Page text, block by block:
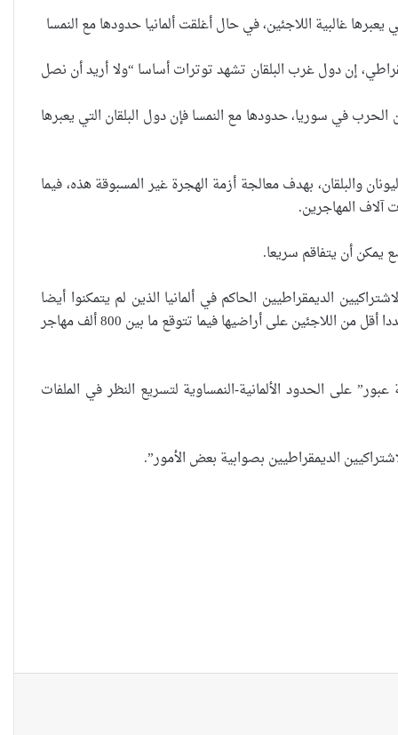
غالبية اللاجئين، في حال أغلقت ألمانيا حدودها مع النمسا
إن دول غرب البلقان تشهد توترات أساسا “ولا أريد أن نصل
في سوريا، حدودها مع النمسا فإن دول البلقان التي يعبرها
مركز لاستقبال اللاجئين في اليونان والبلقان، بهدف معالجة أزمة الهجرة غير المسبوقة هذه، فيما
آلاف المهاجرين.
أن يتفاقم سريعا.
الديمقراطيين الحاكم في ألمانيا الذين لم يتمكنوا أيضا
خلال اجتماع الأحد على التوافق حول هذه المسألة. ويطالب المحافظون بأن تقبل ألمانيا عددا أقل من اللاجئين على أراضيها فيما تتوقع ما بين 800 ألف مهاجر
الحدود الألمانية-النمساوية لتسريع النظر في الملفات
الديمقراطيين بصوابية بعض الأمور”.
العراقية تكسر القيد نحو فضاء
الحكومية وفتحت مطعم ؟